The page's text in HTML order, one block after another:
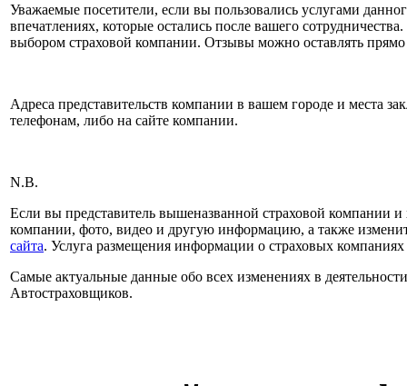
Уважаемые посетители, если вы пользовались услугами
впечатлениях, которые остались после вашего
выбором страховой компании. Отзывы можно оставлять прямо
Адреса представительств компании в вашем городе и места
телефонам, либо на сайте компании.
N.B.
Если вы представитель вышеназванной страховой компании и
компании, фото, видео и другую информацию, а также
сайта. Услуга размещения информации о страховых компаниях
Самые актуальные данные обо всех изменениях в
Автостраховщиков.